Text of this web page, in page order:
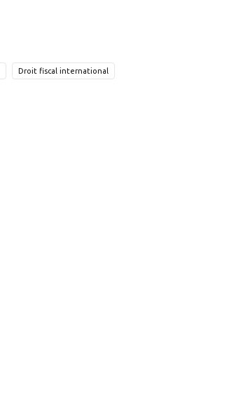
Droit fiscal international